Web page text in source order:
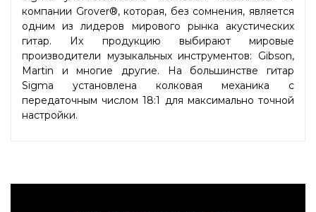
компании Grover®, которая, без сомнения, является
одним из лидеров мирового рынка акустических
гитар. Их продукцию выбирают мировые
производители музыкальных инструментов: Gibson,
Martin и многие другие. На большинстве гитар
Sigma установлена колковая механика с
передаточным числом 18:1 для максимально точной
настройки.